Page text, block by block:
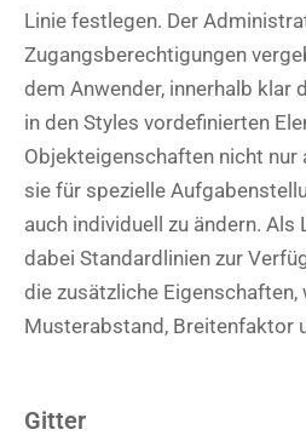
Linie festlegen. Der
Zugangsberechtigungen
dem Anwender, innerhalb klar
in den Styles vordefinierten
Objekteigenschaften nicht nur
sie für spezielle
auch individuell zu ändern. Als
dabei Standardlinien zur
die zusätzliche Eigenschaften,
Musterabstand, Breitenfaktor
Gitter